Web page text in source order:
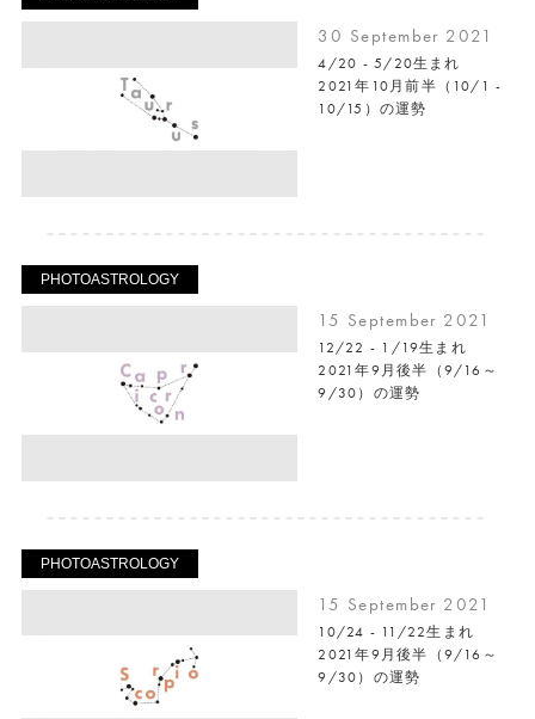
30 September 2021
4/20 - 5/20生まれ
2021年10月前半（10/1 -
10/15）の運勢
PHOTOASTROLOGY
15 September 2021
12/22 - 1/19生まれ
2021年9月後半（9/16～
9/30）の運勢
PHOTOASTROLOGY
15 September 2021
10/24 - 11/22生まれ
2021年9月後半（9/16～
9/30）の運勢